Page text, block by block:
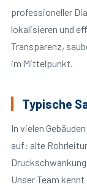
professioneller
lokalisieren und
Transparenz,
im Mittelpunkt.
Typische
In vielen
auf: alte
Unser Team